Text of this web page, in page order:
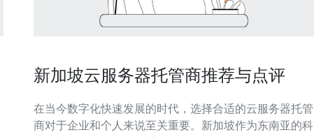
新加坡云服务器托管商推荐与点评
在当今数字化快速发展的时代，选择合适的云服务器托管
商对于企业和个人来说至关重要。新加坡作为东南亚的科